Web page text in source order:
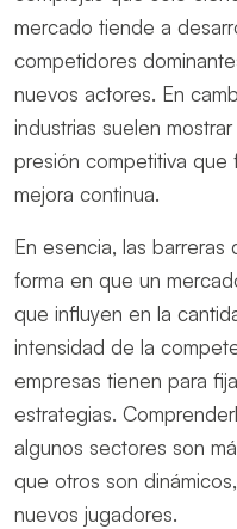
mercado tiende a
competidores
nuevos actores. En
industrias suelen
presión competitiva que
mejora continua.
En esencia, las
forma en que un
que influyen en la
intensidad de la
empresas tienen para
estrategias.
algunos sectores son
que otros son
nuevos jugadores.